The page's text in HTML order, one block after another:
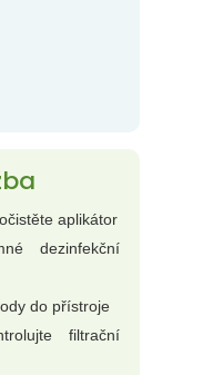
aplikátor
dezinfekční
do přístroje
filtrační